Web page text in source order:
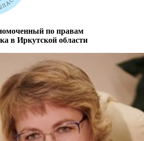
по правам
в Иркутской области